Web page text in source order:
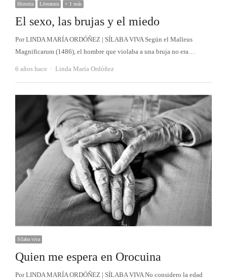
Historia Literatura + 1 más
El sexo, las brujas y el miedo
Por LINDA MARÍA ORDÓÑEZ | SÍLABA VIVA Según el Malleus
Magnificarum (1486), el hombre que violaba a una bruja no era…
6 años hace Autor
Linda María Ordóñez
Sílaba viva
Quien me espera en Orocuina
Por LINDA MARÍA ORDÓÑEZ | SÍLABA VIVA No considero la edad